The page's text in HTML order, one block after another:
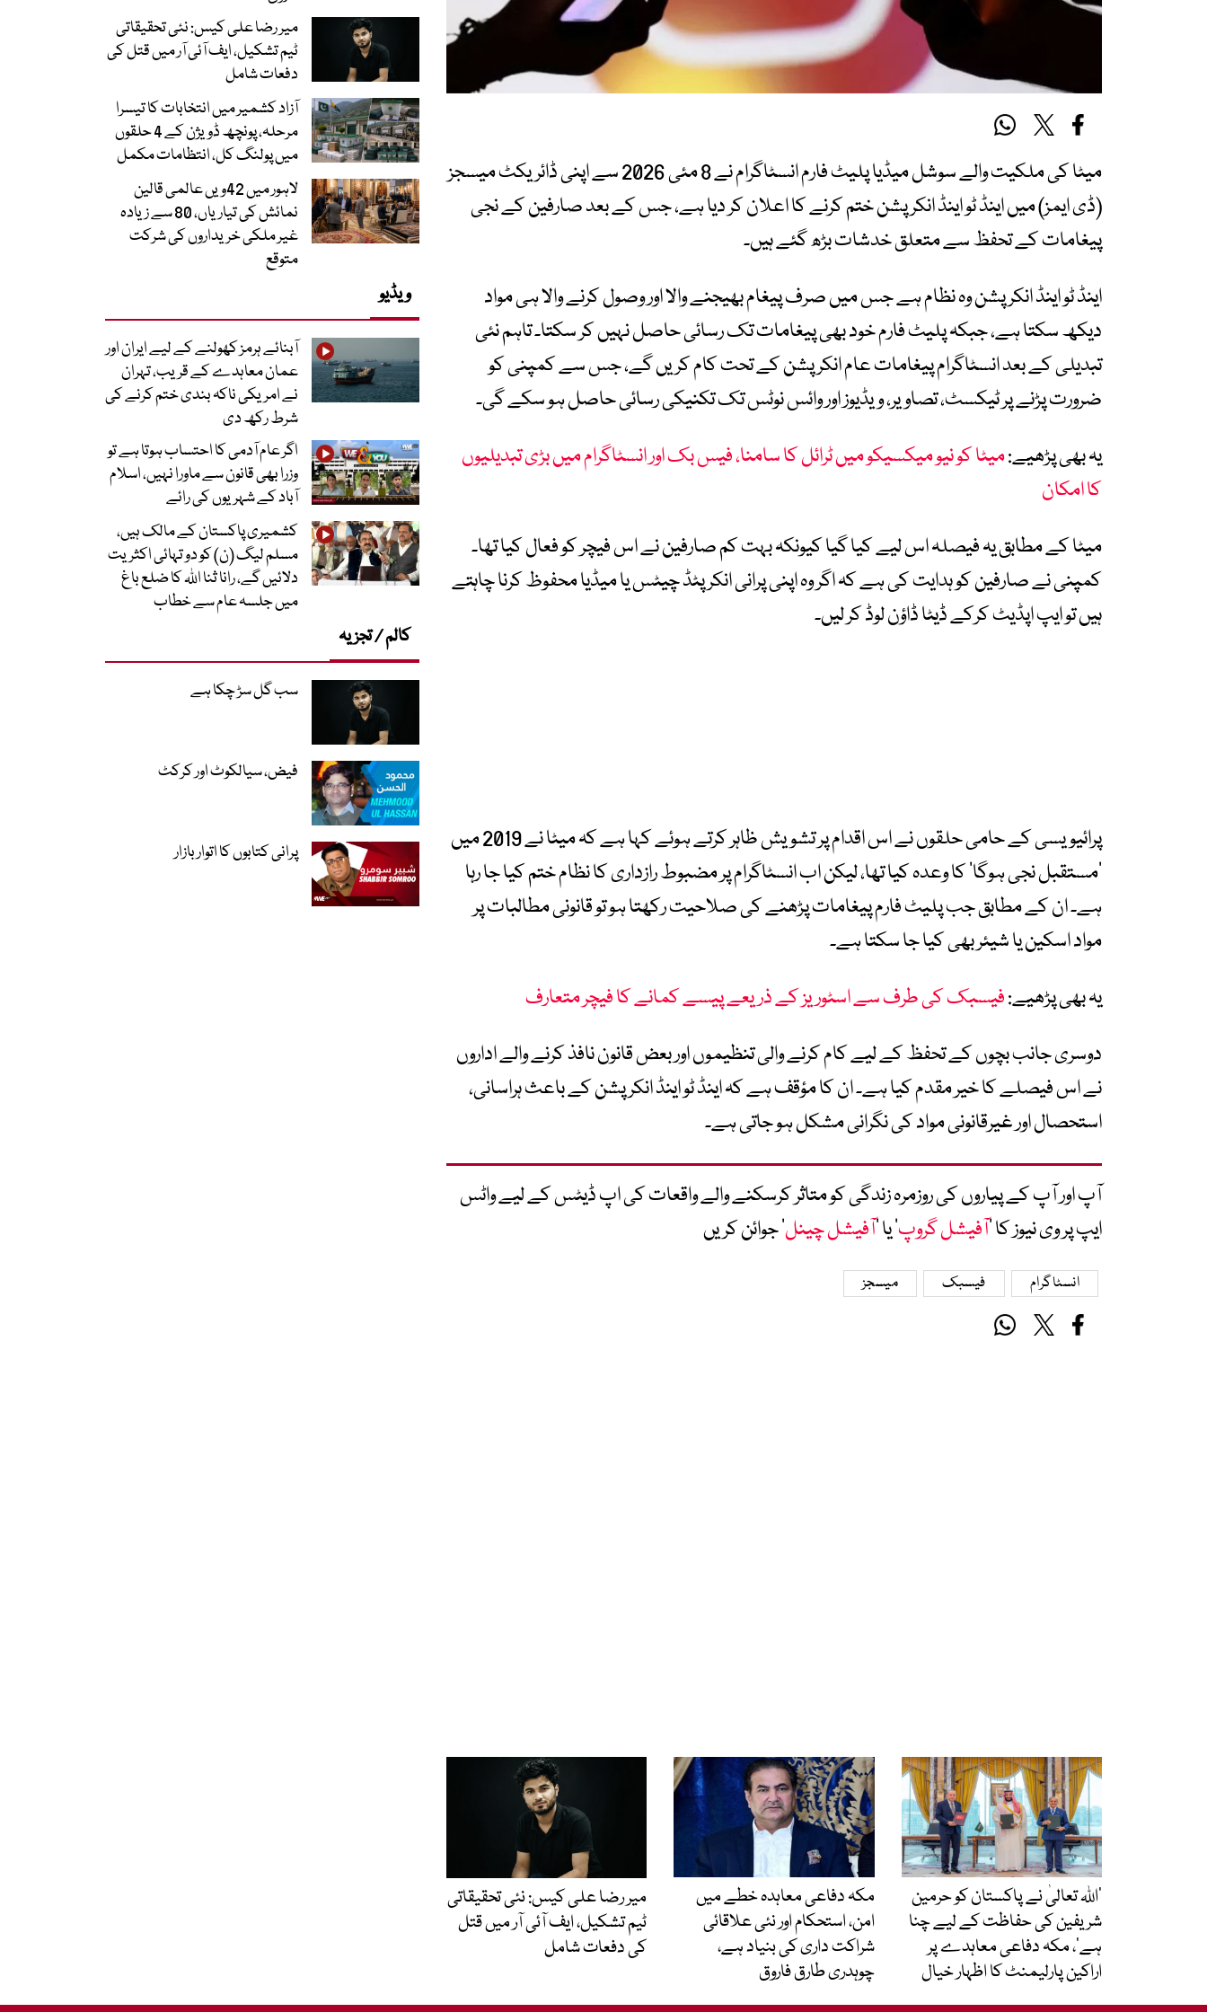
میٹا کی ملکیت والے سوشل میڈیا پلیٹ فارم انسٹاگرام نے 8 مئی 2026 سے اپنی ڈائریکٹ میسجز
(ڈی ایمز) میں اینڈ ٹو اینڈ انکرپشن ختم کرنے کا اعلان کر دیا ہے، جس کے بعد صارفین کے نجی
پیغامات کے تحفظ سے متعلق خدشات بڑھ گئے ہیں۔
اینڈ ٹو اینڈ انکرپشن وہ نظام ہے جس میں صرف پیغام بھیجنے والا اور وصول کرنے والا ہی مواد
دیکھ سکتا ہے، جبکہ پلیٹ فارم خود بھی پیغامات تک رسائی حاصل نہیں کر سکتا۔ تاہم نئی
تبدیلی کے بعد انسٹاگرام پیغامات عام انکرپشن کے تحت کام کریں گے، جس سے کمپنی کو
ضرورت پڑنے پر ٹیکسٹ، تصاویر، ویڈیوز اور وائس نوٹس تک تکنیکی رسائی حاصل ہو سکے گی۔
یہ بھی پڑھیے:میٹا کو نیو میکسیکو میں ٹرائل کا سامنا، فیس بک اور انسٹاگرام میں بڑی تبدیلیوں
کا امکان
میٹا کے مطابق یہ فیصلہ اس لیے کیا گیا کیونکہ بہت کم صارفین نے اس فیچر کو فعال کیا تھا۔
کمپنی نے صارفین کو ہدایت کی ہے کہ اگر وہ اپنی پرانی انکرپٹڈ چیٹس یا میڈیا محفوظ کرنا چاہتے
ہیں تو ایپ اپڈیٹ کرکے ڈیٹا ڈاؤن لوڈ کر لیں۔
پرائیویسی کے حامی حلقوں نے اس اقدام پر تشویش ظاہر کرتے ہوئے کہا ہے کہ میٹا نے 2019 میں
‘مستقبل نجی ہوگا’ کا وعدہ کیا تھا، لیکن اب انسٹاگرام پر مضبوط رازداری کا نظام ختم کیا جا رہا
ہے۔ ان کے مطابق جب پلیٹ فارم پیغامات پڑھنے کی صلاحیت رکھتا ہو تو قانونی مطالبات پر
مواد اسکین یا شیئر بھی کیا جا سکتا ہے۔
یہ بھی پڑھیے:فیسبک کی طرف سے اسٹوریز کے ذریعے پیسے کمانے کا فیچر متعارف
دوسری جانب بچوں کے تحفظ کے لیے کام کرنے والی تنظیموں اور بعض قانون نافذ کرنے والے اداروں
نے اس فیصلے کا خیر مقدم کیا ہے۔ ان کا مؤقف ہے کہ اینڈ ٹو اینڈ انکرپشن کے باعث ہراسانی،
استحصال اور غیرقانونی مواد کی نگرانی مشکل ہو جاتی ہے۔
آپ اور آپ کے پیاروں کی روزمرہ زندگی کو متاثر کرسکنے والے واقعات کی اپ ڈیٹس کے لیے واٹس
ایپ پر وی نیوز کا ’آفیشل گروپ‘ یا ’آفیشل چینل‘ جوائن کریں
انسٹاگرام فیسبک میسجز
’اللہ تعالیٰ نے پاکستان کو حرمین
شریفین کی حفاظت کے لیے چنا
ہے‘، مکہ دفاعی معاہدے پر
اراکین پارلیمنٹ کا اظہار خیال
مکہ دفاعی معاہدہ خطے میں
امن، استحکام اور نئی علاقائی
شراکت داری کی بنیاد ہے،
چوہدری طارق فاروق
میر رضا علی کیس: نئی تحقیقاتی
ٹیم تشکیل، ایف آئی آر میں قتل
کی دفعات شامل
میر رضا علی کیس: نئی تحقیقاتی
ٹیم تشکیل، ایف آئی آر میں قتل کی
دفعات شامل
آزاد کشمیر میں انتخابات کا تیسرا
مرحلہ، پونچھ ڈویژن کے 4 حلقوں
میں پولنگ کل، انتظامات مکمل
لاہور میں 42ویں عالمی قالین
نمائش کی تیاریاں، 80 سے زیادہ
غیر ملکی خریداروں کی شرکت
متوقع
ویڈیو
آبنائے ہرمز کھولنے کے لیے ایران اور
عمان معاہدے کے قریب، تہران
نے امریکی ناکہ بندی ختم کرنے کی
شرط رکھ دی
اگر عام آدمی کا احتساب ہوتا ہے تو
وزرا بھی قانون سے ماورا نہیں، اسلام
آباد کے شہریوں کی رائے
کشمیری پاکستان کے مالک ہیں،
مسلم لیگ (ن) کو دو تہائی اکثریت
دلائیں گے، رانا ثنا اللہ کا ضلع باغ
میں جلسہ عام سے خطاب
کالم / تجزیہ
سب گل سڑ چکا ہے
فیض، سیالکوٹ اور کرکٹ
پرانی کتابوں کا اتوار بازار